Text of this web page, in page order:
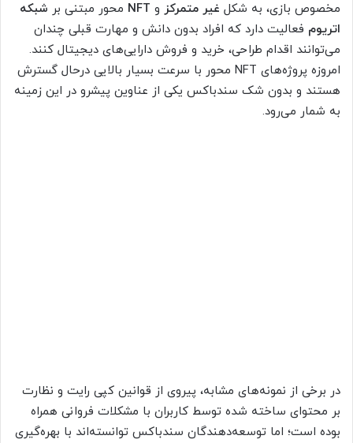
مخصوص بازی، به شکل غیر متمرکز و NFT محور مبتنی بر شبکه
اتریوم فعالیت دارد که افراد بدون دانش و مهارت قبلی چندان
می‌توانند اقدام طراحی، خرید و فروش دارایی‌های دیجیتال کنند.
امروزه پروژه‌های NFT محور با سرعت بسیار بالایی درحال گسترش
هستند و بدون شک سندباکس یکی از عناوین پیشرو در این زمینه
به شمار می‌رود.
در برخی از نمونه‌های مشابه، پیروی از قوانین کپی رایت و نظارت
بر محتوای ساخته شده توسط کاربران با مشکلات فروانی همراه
بوده است؛ اما توسعه‌دهندگان سندباکس توانسته‌اند با بهره‌گیری